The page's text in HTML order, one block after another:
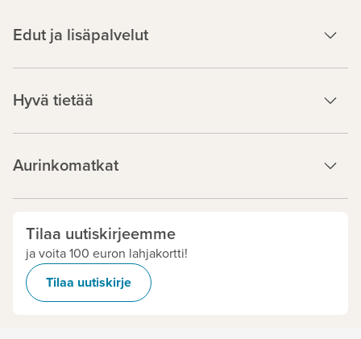
Edut ja lisäpalvelut
Hyvä tietää
Aurinkomatkat
Tilaa uutiskirjeemme
ja voita 100 euron lahjakortti!
Tilaa uutiskirje